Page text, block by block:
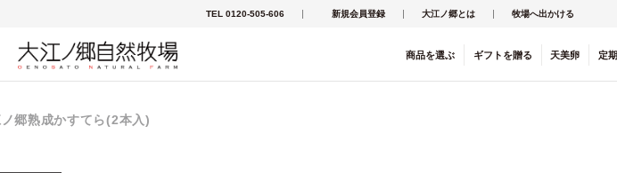
TEL 0120-505-606 新規会員登録 大江ノ郷とは 牧場へ出かける
商品を選ぶ ギフト を贈る 天美卵 定
郷熟成かすてら(2本入)